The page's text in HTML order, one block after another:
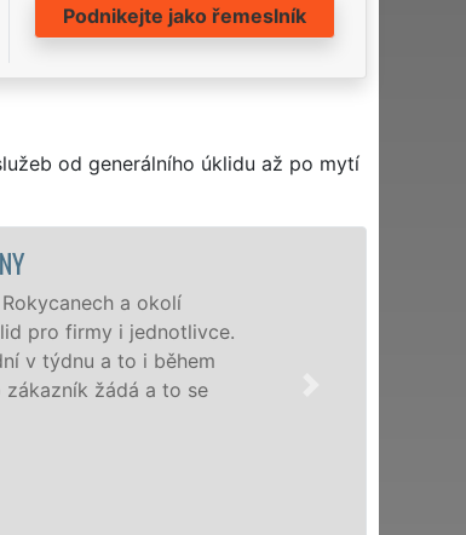
Podnikejte jako řemeslník
od generálního úklidu až po mytí
Naše společnost EXTRA UKLÍZENÍ poskytuje v
profesionální úklidové služby NON-STOP.
nabízíme pro všechny obchodní společnosti,
domácnosti v celém Plzeňském kraji s jistotou